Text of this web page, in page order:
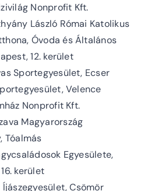
Nonprofit Kft.
László Római Katolikus
Óvoda és Általános
12. kerület
Sportegyesület, Ecser
Velence
Nonprofit Kft.
Magyarország
Tóalmás
Egyesülete,
kerület
Csömör